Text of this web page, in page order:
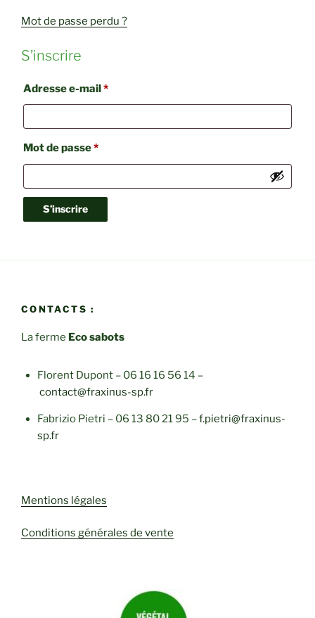
Mot de passe perdu ?
S’inscrire
Adresse e-mail*Obligatoire
Mot de passe*Obligatoire
S’inscrire
CONTACTS :
La ferme Eco sabots
Florent Dupont – 06 16 16 56 14 –
contact@fraxinus-sp.fr
Fabrizio Pietri – 06 13 80 21 95 –f.pietri@fraxinus-
sp.fr
Mentions légales
Conditions générales de vente